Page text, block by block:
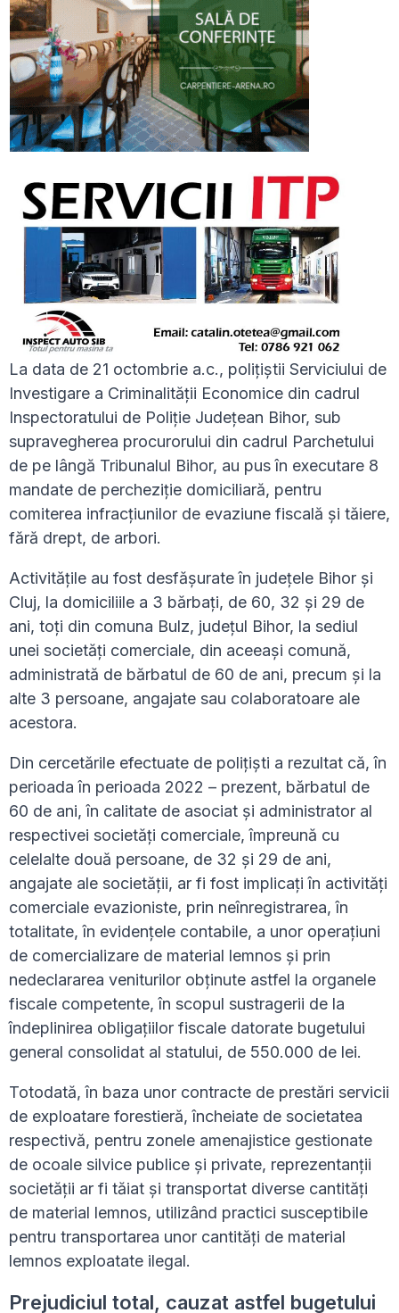
La data de 21 octombrie a.c., polițiștii Serviciului de
Investigare a Criminalității Economice din cadrul
Inspectoratului de Poliție Județean Bihor, sub
supravegherea procurorului din cadrul Parchetului
de pe lângă Tribunalul Bihor, au pus în executare 8
mandate de percheziție domiciliară, pentru
comiterea infracțiunilor de evaziune fiscală și tăiere,
fără drept, de arbori.
Activitățile au fost desfășurate în județele Bihor și
Cluj, la domiciliile a 3 bărbați, de 60, 32 și 29 de
ani, toți din comuna Bulz, județul Bihor, la sediul
unei societăți comerciale, din aceeași comună,
administrată de bărbatul de 60 de ani, precum și la
alte 3 persoane, angajate sau colaboratoare ale
acestora.
Din cercetările efectuate de polițiști a rezultat că, în
perioada în perioada 2022 – prezent, bărbatul de
60 de ani, în calitate de asociat și administrator al
respectivei societăți comerciale, împreună cu
celelalte două persoane, de 32 și 29 de ani,
angajate ale societății, ar fi fost implicați în activități
comerciale evazioniste, prin neînregistrarea, în
totalitate, în evidențele contabile, a unor operațiuni
de comercializare de material lemnos și prin
nedeclararea veniturilor obținute astfel la organele
fiscale competente, în scopul sustragerii de la
îndeplinirea obligațiilor fiscale datorate bugetului
general consolidat al statului, de 550.000 de lei.
Totodată, în baza unor contracte de prestări servicii
de exploatare forestieră, încheiate de societatea
respectivă, pentru zonele amenajistice gestionate
de ocoale silvice publice și private, reprezentanții
societății ar fi tăiat și transportat diverse cantități
de material lemnos, utilizând practici susceptibile
pentru transportarea unor cantități de material
lemnos exploatate ilegal.
Prejudiciul total, cauzat astfel bugetului